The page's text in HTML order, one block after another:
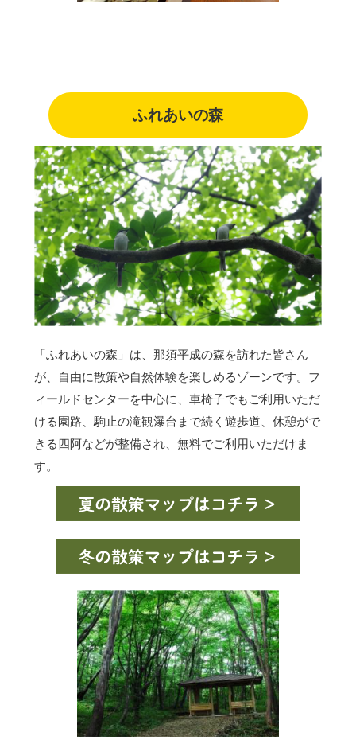
ふれあいの森
「ふれあいの森」は、那須平成の森を訪れた皆さん
が、自由に散策や自然体験を楽しめるゾーンです。フ
ィールドセンターを中心に、車椅子でもご利用いただ
ける園路、駒止の滝観瀑台まで続く遊歩道、休憩がで
きる四阿などが整備され、無料でご利用いただけま
す。